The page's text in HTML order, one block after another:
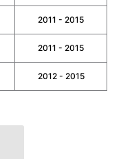
2011 - 2015
2011 - 2015
2012 - 2015